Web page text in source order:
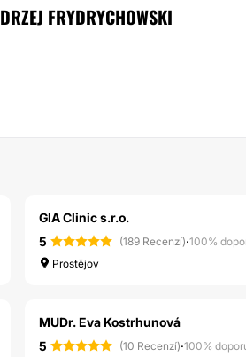
FRYDRYCHOWSKI
GIA Clinic s.r.o.
5
(189 Recenzí)·100%
Prostějov
MUDr. Eva Kostrhunová
5
(10 Recenzí)·100%